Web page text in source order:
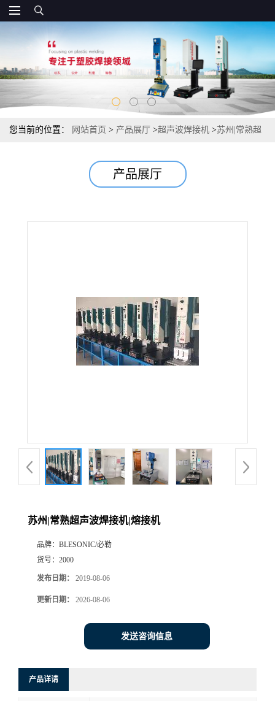
您当前的位置： 网站首页 > 产品展厅 >超声波焊接机 >苏州|常熟超
产品展厅
苏州|常熟超声波焊接机|熔接机
品牌： BLESONIC/必勒
货号： 2000
发布日期： 2019-08-06
更新日期： 2026-08-06
发送咨询信息
产品详请